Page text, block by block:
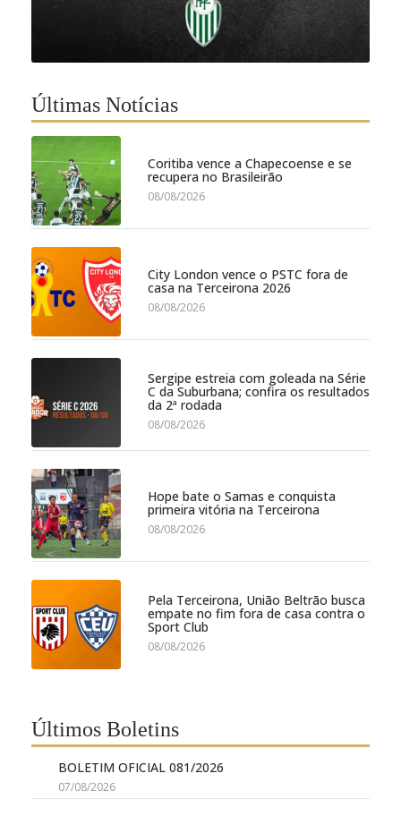
Últimas Notícias
Coritiba vence a Chapecoense e se
recupera no Brasileirão
08/08/2026
City London vence o PSTC fora de
casa na Terceirona 2026
08/08/2026
Sergipe estreia com goleada na Série
C da Suburbana; confira os resultados
da 2ª rodada
08/08/2026
Hope bate o Samas e conquista
primeira vitória na Terceirona
08/08/2026
Pela Terceirona, União Beltrão busca
empate no fim fora de casa contra o
Sport Club
08/08/2026
Últimos Boletins
BOLETIM OFICIAL 081/2026
07/08/2026